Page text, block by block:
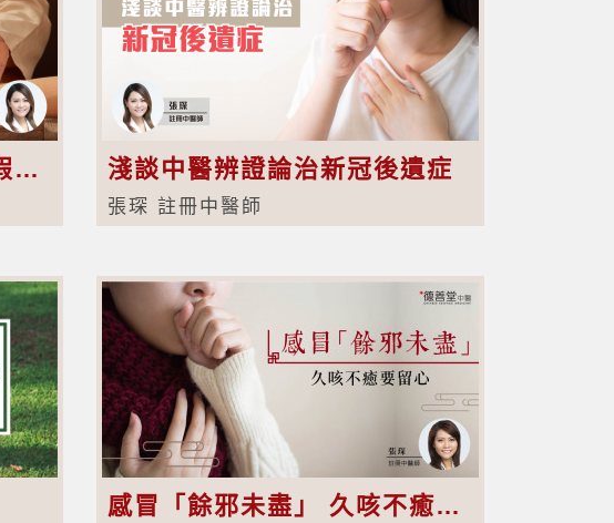
中西醫互補 對治無症狀、假陰性 淺談中醫辨證論治新冠後遺症
張琛 註冊中醫師
感冒「餘邪未盡」 久咳不癒要留心